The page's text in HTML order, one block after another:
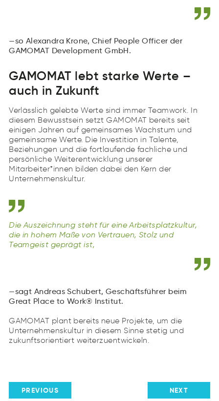
so Alexandra Krone, Chief People Officer der
GAMOMAT Development GmbH.
GAMOMAT lebt starke Werte –
auch in Zukunft
Verlässlich gelebte Werte sind immer Teamwork. In
diesem Bewusstsein setzt GAMOMAT bereits seit
einigen Jahren auf gemeinsames Wachstum und
gemeinsame Werte. Die Investition in Talente,
Beziehungen und die fortlaufende fachliche und
persönliche Weiterentwicklung unserer
Mitarbeiter*innen bilden dabei den Kern der
Unternehmenskultur.
Die Auszeichnung steht für eine Arbeitsplatzkultur,
die in hohem Maße von Vertrauen, Stolz und
Teamgeist geprägt ist,
sagt Andreas Schubert, Geschäftsführer beim
Great Place to Work® Institut.
GAMOMAT plant bereits neue Projekte, um die
Unternehmenskultur in diesem Sinne stetig und
zukunftsorientiert weiterzuentwickeln.
PREVIOUS NEXT